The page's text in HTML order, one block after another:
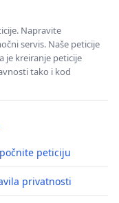
Napravite
servis. Naše peticije
je kreiranje peticije
tako i kod
peticiju
privatnosti